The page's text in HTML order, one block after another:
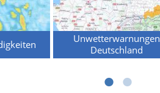
Unwetterwarnungen
Deutschland